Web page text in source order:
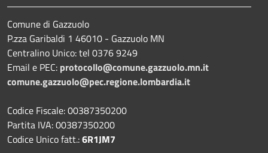
Comune di Gazzuolo
P.zza Garibaldi 1 46010 - Gazzuolo MN
Centralino Unico: tel 0376 9249
Email e PEC: protocollo@comune.gazzuolo.mn.it
comune.gazzuolo@pec.regione.lombardia.it
Codice Fiscale: 00387350200
Partita IVA: 00387350200
Codice Unico fatt.:6R1JM7